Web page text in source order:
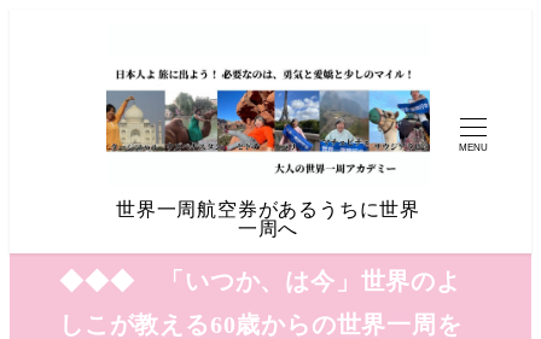
世界一周航空券があるうちに世界
一周へ
MENU
◆◆◆ 「いつか、は今」世界のよ
しこが教える60歳からの世界一周を